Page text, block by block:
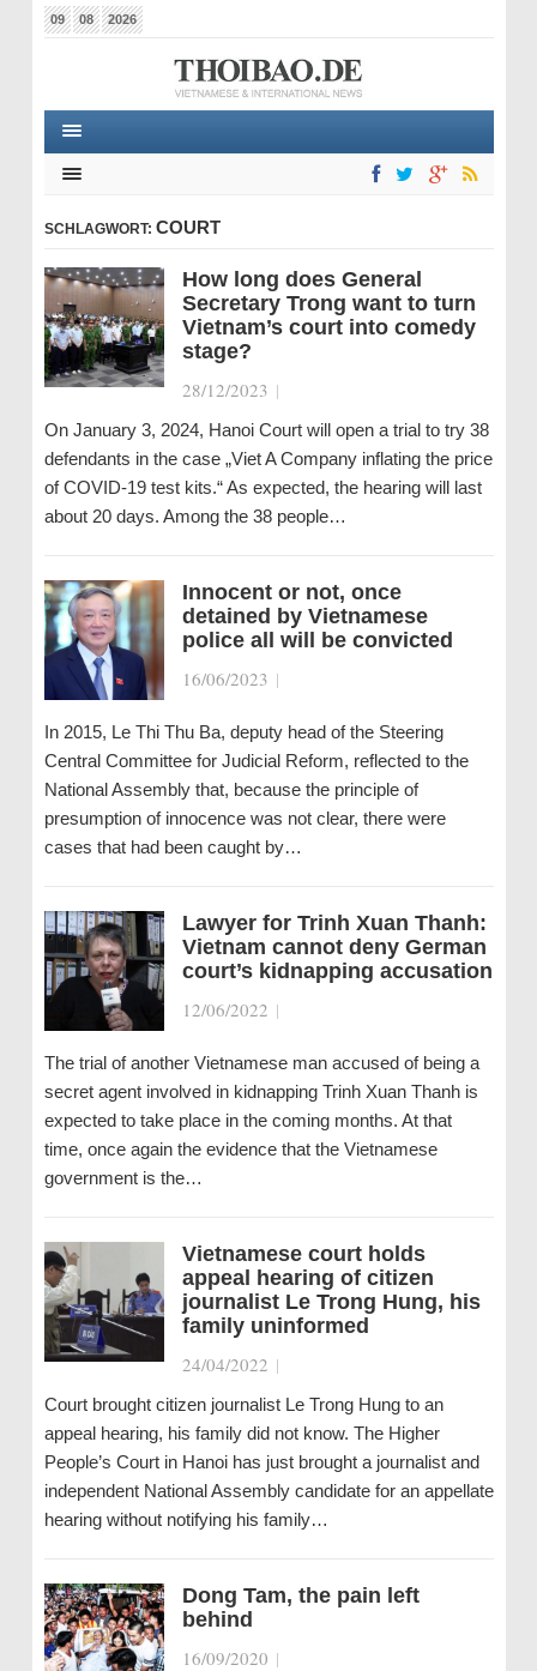
09 08 2026
SCHLAGWORT: COURT
How long does General
Secretary Trong want to turn
Vietnam’s court into comedy
stage?
28/12/2023 |
On January 3, 2024, Hanoi Court will open a trial to try 38
defendants in the case „Viet A Company inflating the price
of COVID-19 test kits.“ As expected, the hearing will last
about 20 days. Among the 38 people…
Innocent or not, once
detained by Vietnamese
police all will be convicted
16/06/2023 |
In 2015, Le Thi Thu Ba, deputy head of the Steering
Central Committee for Judicial Reform, reflected to the
National Assembly that, because the principle of
presumption of innocence was not clear, there were
cases that had been caught by…
Lawyer for Trinh Xuan Thanh:
Vietnam cannot deny German
court’s kidnapping accusation
12/06/2022 |
The trial of another Vietnamese man accused of being a
secret agent involved in kidnapping Trinh Xuan Thanh is
expected to take place in the coming months. At that
time, once again the evidence that the Vietnamese
government is the…
Vietnamese court holds
appeal hearing of citizen
journalist Le Trong Hung, his
family uninformed
24/04/2022 |
Court brought citizen journalist Le Trong Hung to an
appeal hearing, his family did not know. The Higher
People’s Court in Hanoi has just brought a journalist and
independent National Assembly candidate for an appellate
hearing without notifying his family…
Dong Tam, the pain left
behind
16/09/2020 |